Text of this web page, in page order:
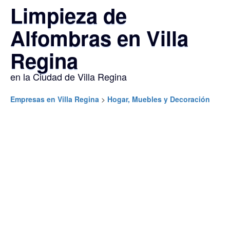
Limpieza de
Alfombras en Villa
Regina
en la Ciudad de Villa Regina
Empresas en Villa Regina > Hogar, Muebles y Decoración